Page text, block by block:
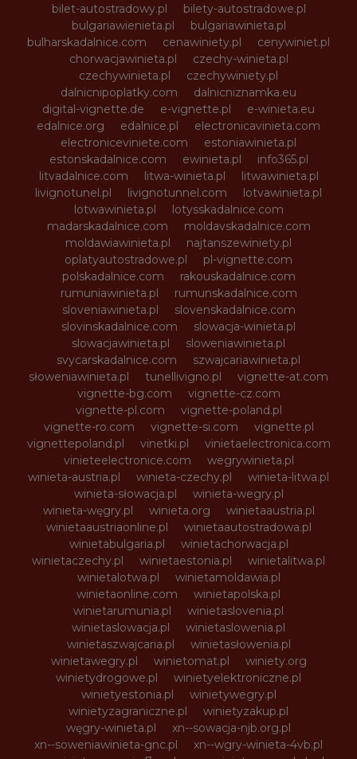
bilet-autostradowy.pl
bilety-autostradowe.pl
bulgariawienieta.pl
bulgariawinieta.pl
bulharskadalnice.com
cenawiniety.pl
cenywiniet.pl
chorwacjawinieta.pl
czechy-winieta.pl
czechywinieta.pl
czechywiniety.pl
dalnicnipoplatky.com
dalnicniznamka.eu
digital-vignette.de
e-vignette.pl
e-winieta.eu
edalnice.org
edalnice.pl
electronicavinieta.com
electroniceviniete.com
estoniawinieta.pl
estonskadalnice.com
ewinieta.pl
info365.pl
litvadalnice.com
litwa-winieta.pl
litwawinieta.pl
livignotunel.pl
livignotunnel.com
lotvawinieta.pl
lotwawinieta.pl
lotysskadalnice.com
madarskadalnice.com
moldavskadalnice.com
moldawiawinieta.pl
najtanszewiniety.pl
oplatyautostradowe.pl
pl-vignette.com
polskadalnice.com
rakouskadalnice.com
rumuniawinieta.pl
rumunskadalnice.com
sloveniawinieta.pl
slovenskadalnice.com
slovinskadalnice.com
slowacja-winieta.pl
slowacjawinieta.pl
sloweniawinieta.pl
svycarskadalnice.com
szwajcariawinieta.pl
słoweniawinieta.pl
tunellivigno.pl
vignette-at.com
vignette-bg.com
vignette-cz.com
vignette-pl.com
vignette-poland.pl
vignette-ro.com
vignette-si.com
vignette.pl
vignettepoland.pl
vinetki.pl
vinietaelectronica.com
vinieteelectronice.com
wegrywinieta.pl
winieta-austria.pl
winieta-czechy.pl
winieta-litwa.pl
winieta-słowacja.pl
winieta-wegry.pl
winieta-węgry.pl
winieta.org
winietaaustria.pl
winietaaustriaonline.pl
winietaautostradowa.pl
winietabulgaria.pl
winietachorwacja.pl
winietaczechy.pl
winietaestonia.pl
winietalitwa.pl
winietalotwa.pl
winietamoldawia.pl
winietaonline.com
winietapolska.pl
winietarumunia.pl
winietaslovenia.pl
winietaslowacja.pl
winietaslowenia.pl
winietaszwajcaria.pl
winietasłowenia.pl
winietawegry.pl
winietomat.pl
winiety.org
winietydrogowe.pl
winietyelektroniczne.pl
winietyestonia.pl
winietywegry.pl
winietyzagraniczne.pl
winietyzakup.pl
węgry-winieta.pl
xn--sowacja-njb.org.pl
xn--soweniawinieta-gnc.pl
xn--wgry-winieta-4vb.pl